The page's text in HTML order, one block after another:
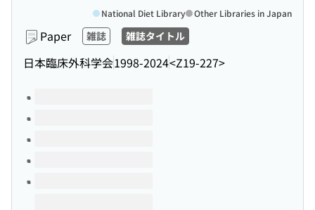
Paper 雑誌 雑誌タイトル
日本臨床外科学会1998-2024<Z19-227>
National Diet Library Other Libraries in Japan
Volumes of this title